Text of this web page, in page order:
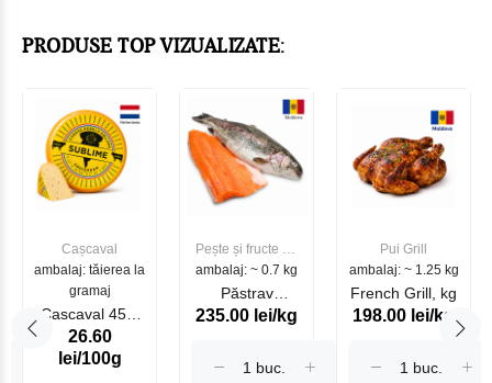
PRODUSE TOP VIZUALIZATE:
Cașcaval
ambalaj: tăierea la
gramaj
Cascaval 45%
Maasdam
Sublime Cow
26.60
lei/100g
Pește și fructe de
mare
ambalaj: ~ 0.7 kg
Păstrav
Somonat
235.00 lei/kg
Pui Grill
ambalaj: ~ 1.25 kg
French Grill, kg
198.00 lei/kg